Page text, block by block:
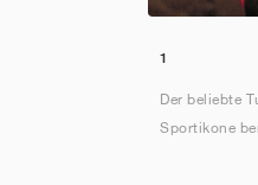
1
Der beliebte
Sportikone